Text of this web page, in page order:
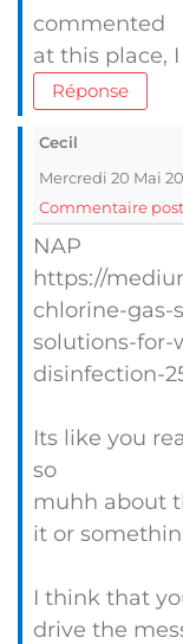
commented
at this place,
Réponse
Cecil
Mercredi 20 Mai
Commentaire
NAP
https://
chlorine-
solutions-
disinfection-
Its like you
so
muhh about
it or
I think that
drive the